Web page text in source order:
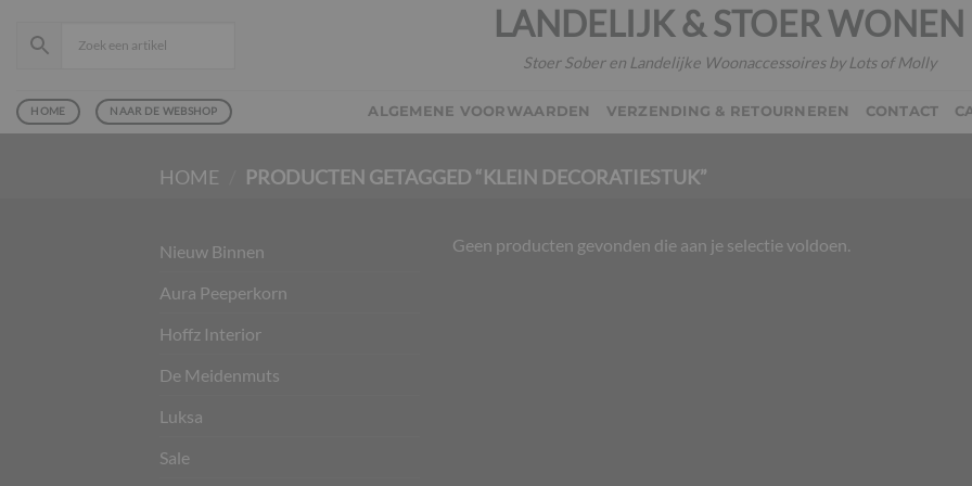
naar
LANDELIJK & STOER WONEN
Stoer Sober en Landelijke Woonaccessoires by Lots of Molly
HOME NAAR DE WEBSHOP ALGEMENE VOORWAARDEN VERZENDING & RETOURNEREN CONTACT
HOME PRODUCTEN GETAGGED “KLEIN DECORATIESTUK”
Nieuw Binnen
Aura Peeperkorn
Hoffz Interior
De Meidenmuts
Luksa
Sale
Geen producten gevonden die aan je selectie voldoen.